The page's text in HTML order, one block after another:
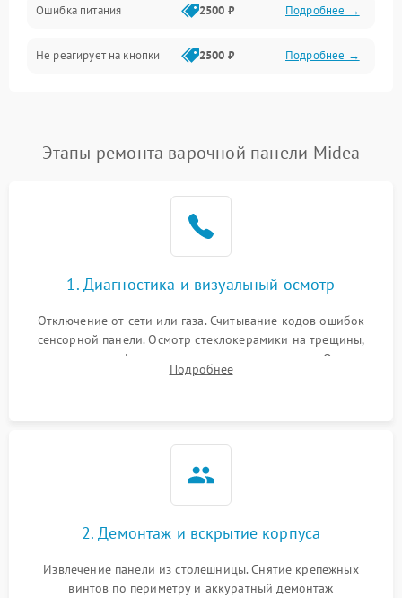
Ошибка питания 2500 ₽ Подробнее →
Не реагирует на кнопки 2500 ₽ Подробнее →
Этапы ремонта варочной панели Midea
1. Диагностика и визуальный осмотр
Отключение от сети или газа. Считывание кодов ошибок
сенсорной панели. Осмотр стеклокерамики на трещины,
проверка конфорок на равномерность нагрева. Опрос
клиента о симптомах (не включается, не видит посуду,
Подробнее
2. Демонтаж и вскрытие корпуса
Извлечение панели из столешницы. Снятие крепежных
винтов по периметру и аккуратный демонтаж